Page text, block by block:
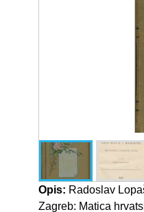
Opis: Radoslav
Zagreb: Matica